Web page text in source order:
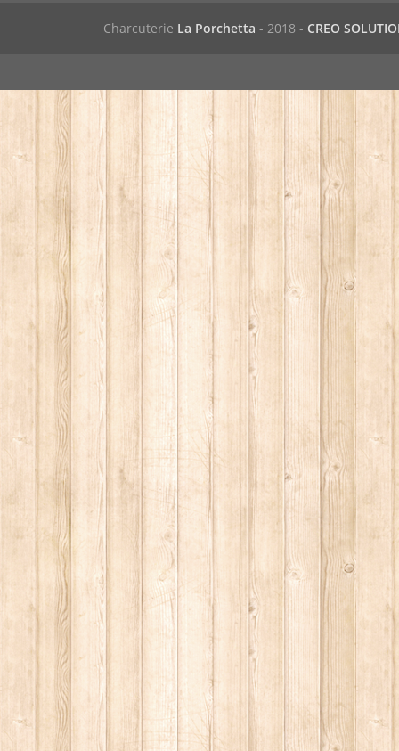
Charcuterie La Porchetta - 2018 - CREO